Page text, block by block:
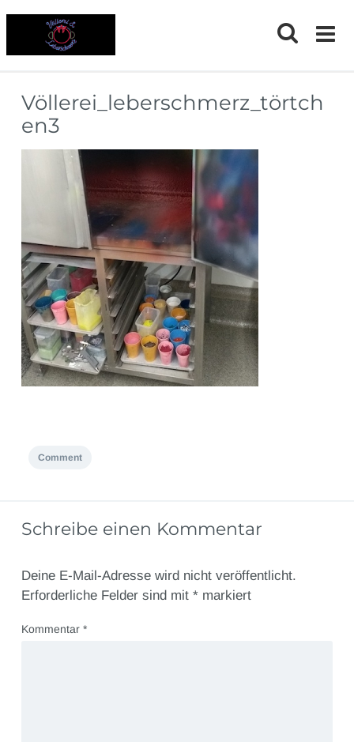
Völlerei_leberschmerz_törtch
en3
Comment
Schreibe einen Kommentar
Deine E-Mail-Adresse wird nicht veröffentlicht.
Erforderliche Felder sind mit *markiert
Kommentar *